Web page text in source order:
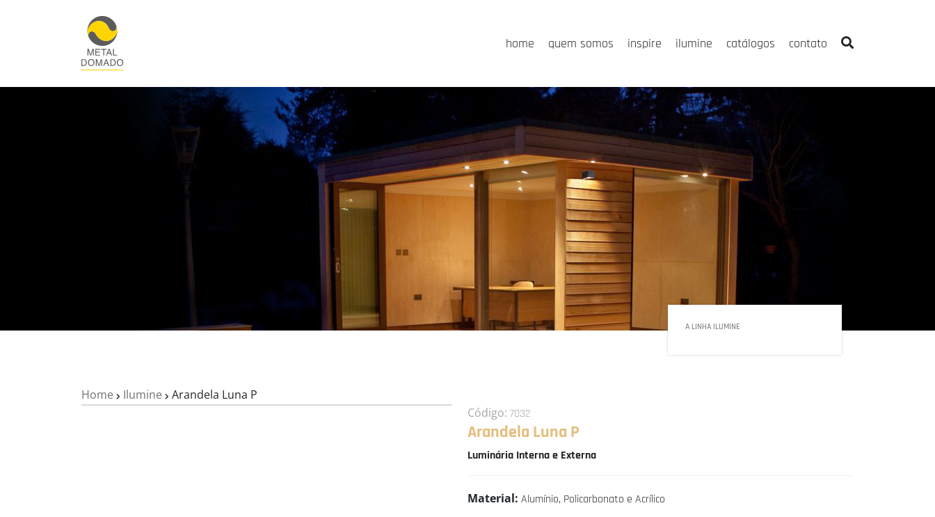
home quem somos inspire ilumine catálogos contato
A LINHA ILUMINE
Home Ilumine
Arandela Luna P
Código: 7032
Arandela Luna P
Luminária Interna e Externa
Material: Alumínio, Policarbonato e Acrílico